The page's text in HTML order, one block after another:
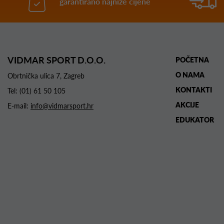
VIDMAR SPORT D.O.O.
Obrtnička ulica 7, Zagreb
Tel: (01) 61 50 105
E-mail: info@vidmarsport.hr
POČETNA
O NAMA
KONTAKTI
AKCIJE
EDUKATOR